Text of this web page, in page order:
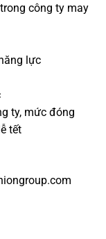
công ty may
lực
ty, mức đóng
tết